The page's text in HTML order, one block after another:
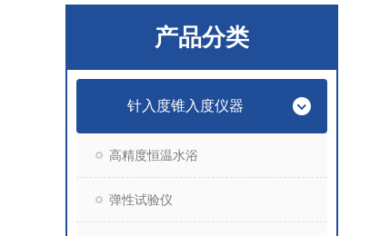
产品分类
针入度锥入度仪器
高精度恒温水浴
弹性试验仪